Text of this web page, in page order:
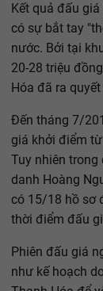
Kết quả đấu
có sự bắt tay
nước. Bởi tại
20-28 triệu
Hóa đã ra
Đến tháng 7/
giá khởi điểm
Tuy nhiên trong
danh Hoàng
có 15/18 hồ sơ
thời điểm đấu
Phiên đấu giá
như kế hoạch